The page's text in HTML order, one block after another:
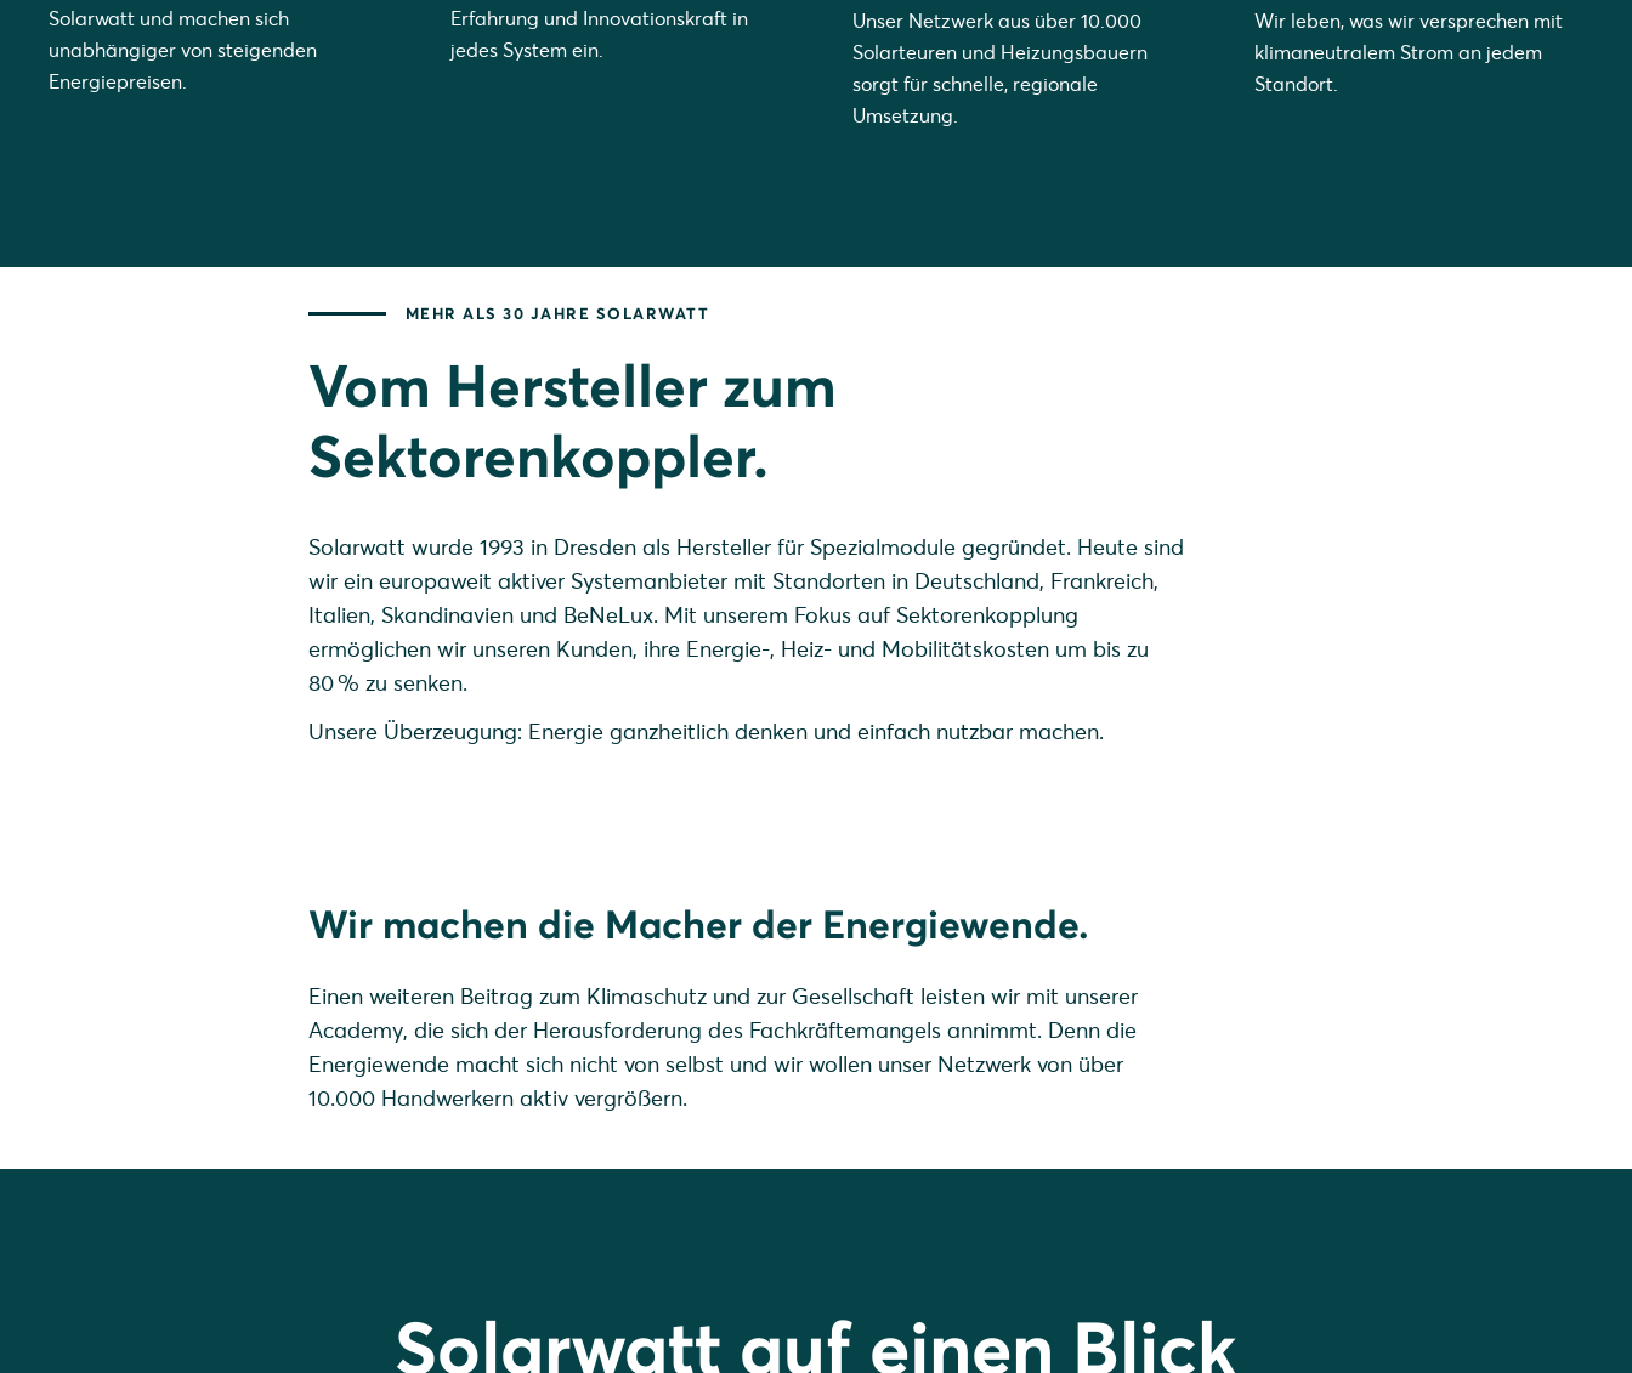
Solarwatt und machen sich
unabhängiger von steigenden
Energiepreisen.
Erfahrung und Innovationskraft in
jedes System ein.
Unser Netzwerk aus über 10.000
Solarteuren und Heizungsbauern
sorgt für schnelle, regionale
Umsetzung.
Wir leben, was wir versprechen mit
klimaneutralem Strom an jedem
Standort.
MEHR ALS 30 JAHRE SOLARWATT
Vom Hersteller zum
Sektorenkoppler.
Solarwatt wurde 1993 in Dresden als Hersteller für Spezialmodule gegründet. Heute sind
wir ein europaweit aktiver Systemanbieter mit Standorten in Deutschland, Frankreich,
Italien, Skandinavien und BeNeLux. Mit unserem Fokus auf Sektorenkopplung
ermöglichen wir unseren Kunden, ihre Energie-, Heiz- und Mobilitätskosten um bis zu
80 % zu senken.
Unsere Überzeugung: Energie ganzheitlich denken und einfach nutzbar machen.
Wir machen die Macher der Energiewende.
Einen weiteren Beitrag zum Klimaschutz und zur Gesellschaft leisten wir mit unserer
Academy, die sich der Herausforderung des Fachkräftemangels annimmt. Denn die
Energiewende macht sich nicht von selbst und wir wollen unser Netzwerk von über
10.000 Handwerkern aktiv vergrößern.
Solarwatt auf einen Blick